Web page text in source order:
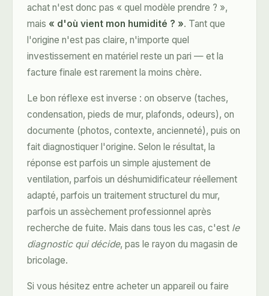
achat n'est donc pas « quel modèle prendre ? »,
mais « d'où vient mon humidité ? ». Tant que
l'origine n'est pas claire, n'importe quel
investissement en matériel reste un pari — et la
facture finale est rarement la moins chère.
Le bon réflexe est inverse : on observe (taches,
condensation, pieds de mur, plafonds, odeurs), on
documente (photos, contexte, ancienneté), puis on
fait diagnostiquer l'origine. Selon le résultat, la
réponse est parfois un simple ajustement de
ventilation, parfois un déshumidificateur réellement
adapté, parfois un traitement structurel du mur,
parfois un assèchement professionnel après
recherche de fuite. Mais dans tous les cas, c'est le
diagnostic qui décide, pas le rayon du magasin de
bricolage.
Si vous hésitez entre acheter un appareil ou faire